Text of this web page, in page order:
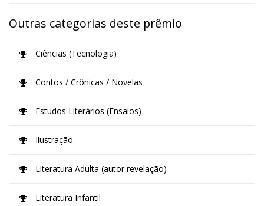
Outras categorias deste prêmio
Ciências (Tecnologia)
Contos / Crônicas / Novelas
Estudos Literários (Ensaios)
Ilustração.
Literatura Adulta (autor revelação)
Literatura Infantil